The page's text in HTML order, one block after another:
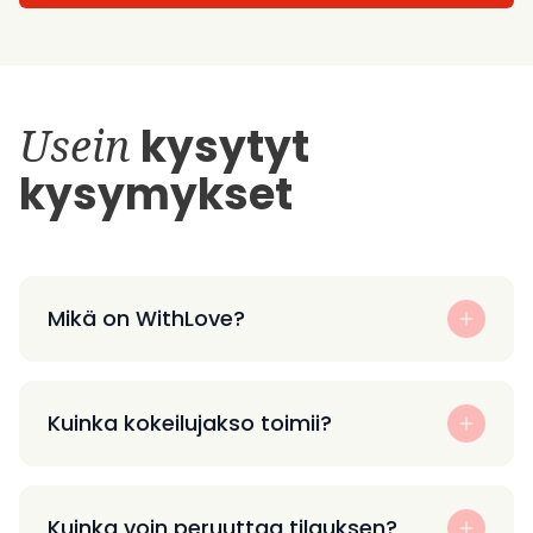
Usein kysytyt
kysymykset
Mikä on WithLove?
Kuinka kokeilujakso toimii?